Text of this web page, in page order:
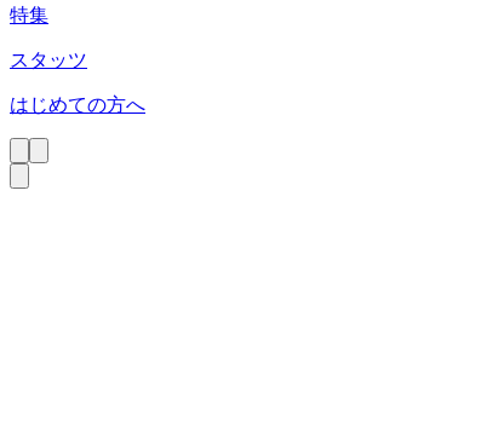
特集
スタッツ
はじめての方へ